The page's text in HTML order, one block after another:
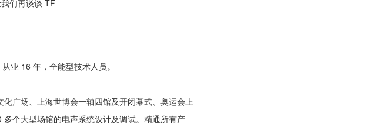
们再谈谈 TF
业 16 年，全能型技术人员。
广场、上海世博会一轴四馆及开闭幕式、奥运会上
个大型场馆的电声系统设计及调试。精通所有产